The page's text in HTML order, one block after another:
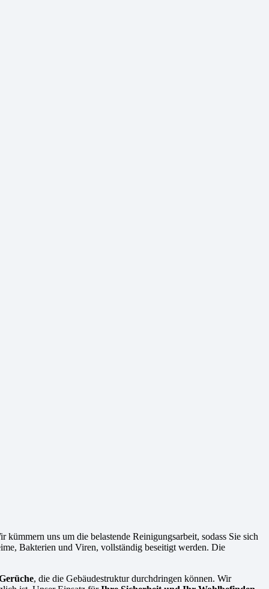
uns um die belastende Reinigungsarbeit, sodass Sie sich
Bakterien und Viren, vollständig beseitigt werden. Die
, die die Gebäudestruktur durchdringen können. Wir